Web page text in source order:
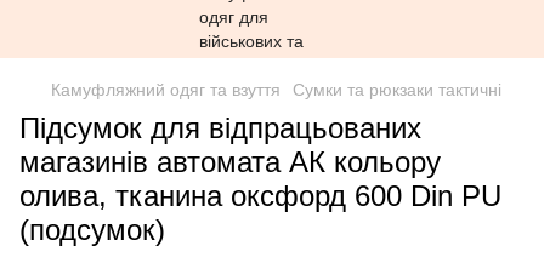
Камуфляжний одяг та взуття Сумки та рюкзаки тактичні
Підсумок для відпрацьованих
магазинів автомата АК кольору
олива, тканина оксфорд 600 Din PU
(подсумок)